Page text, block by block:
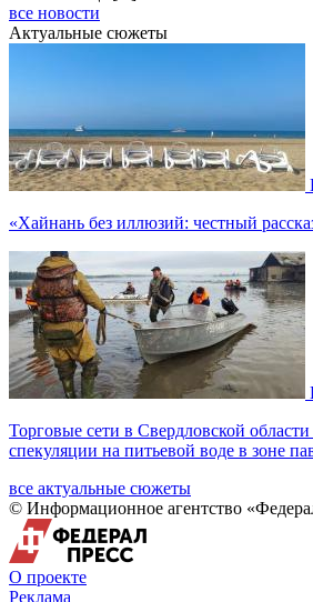
все новости
Актуальные сюжеты
«Хайнань без иллюзий: честный
Торговые сети в Свердловской области
спекуляции на питьевой воде в зоне
все актуальные сюжеты
© Информационное агентство
О проекте
Реклама